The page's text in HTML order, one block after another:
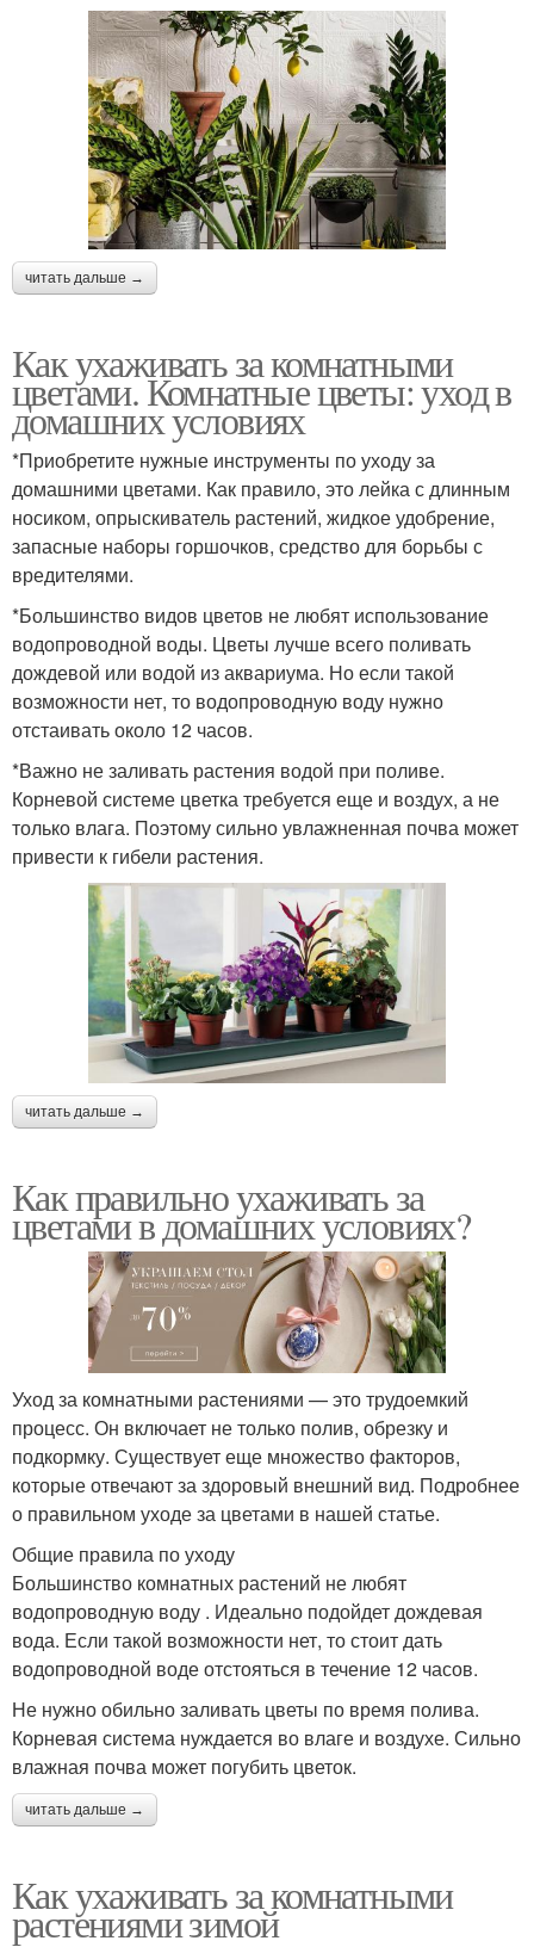
читать дальше →
Как ухаживать за комнатными
цветами. Комнатные цветы: уход в
домашних условиях
*Приобретите нужные инструменты по уходу за
домашними цветами. Как правило, это лейка с длинным
носиком, опрыскиватель растений, жидкое удобрение,
запасные наборы горшочков, средство для борьбы с
вредителями.
*Большинство видов цветов не любят использование
водопроводной воды. Цветы лучше всего поливать
дождевой или водой из аквариума. Но если такой
возможности нет, то водопроводную воду нужно
отстаивать около 12 часов.
*Важно не заливать растения водой при поливе.
Корневой системе цветка требуется еще и воздух, а не
только влага. Поэтому сильно увлажненная почва может
привести к гибели растения.
читать дальше →
Как правильно ухаживать за
цветами в домашних условиях?
Уход за комнатными растениями — это трудоемкий
процесс. Он включает не только полив, обрезку и
подкормку. Существует еще множество факторов,
которые отвечают за здоровый внешний вид. Подробнее
о правильном уходе за цветами в нашей статье.
Общие правила по уходу
Большинство комнатных растений не любят
водопроводную воду . Идеально подойдет дождевая
вода. Если такой возможности нет, то стоит дать
водопроводной воде отстояться в течение 12 часов.
Не нужно обильно заливать цветы по время полива.
Корневая система нуждается во влаге и воздухе. Сильно
влажная почва может погубить цветок.
читать дальше →
Как ухаживать за комнатными
растениями зимой